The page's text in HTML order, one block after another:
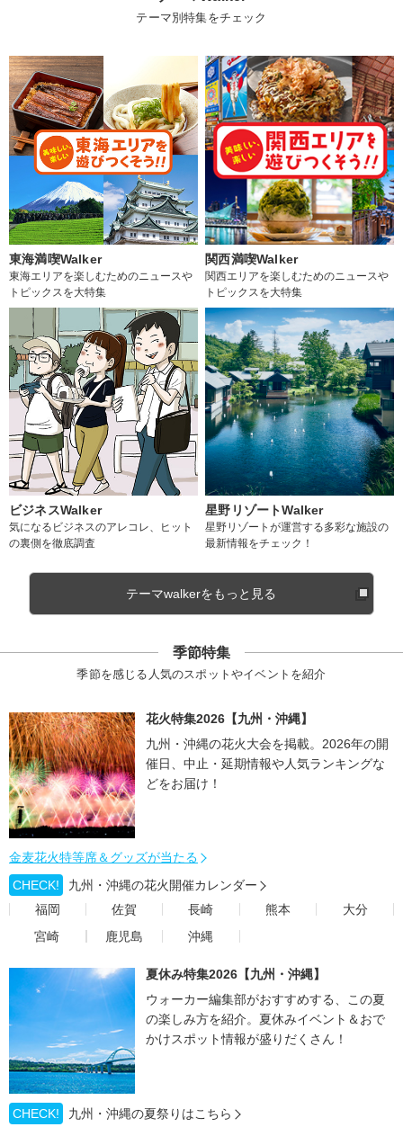
テーマ別特集をチェック
東海満喫Walker
東海エリアを楽しむためのニュースや
トピックスを大特集
関西満喫Walker
関西エリアを楽しむためのニュースや
トピックスを大特集
ビジネスWalker
気になるビジネスのアレコレ、ヒット
の裏側を徹底調査
星野リゾートWalker
星野リゾートが運営する多彩な施設の
最新情報をチェック！
テーマwalkerをもっと見る
季節特集
季節を感じる人気のスポットやイベントを紹介
花火特集2026【九州・沖縄】
九州・沖縄の花火大会を掲載。2026年の開
催日、中止・延期情報や人気ランキングな
どをお届け！
金麦花火特等席＆グッズが当たる
CHECK!
九州・沖縄の花火開催カレンダー
福岡
佐賀 長崎 熊本
大分
宮崎
鹿児島 沖縄
夏休み特集2026【九州・沖縄】
ウォーカー編集部がおすすめする、この夏
の楽しみ方を紹介。夏休みイベント＆おで
かけスポット情報が盛りだくさん！
CHECK!
九州・沖縄の夏祭りはこちら